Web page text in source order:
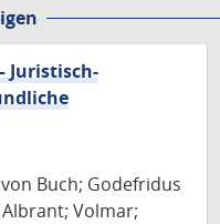
Juristisch-
Buch; Godefridus
Volmar;